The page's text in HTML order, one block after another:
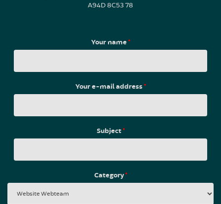
A94D 8C53 78
Your name*
Your e-mail address*
Subject*
Category*